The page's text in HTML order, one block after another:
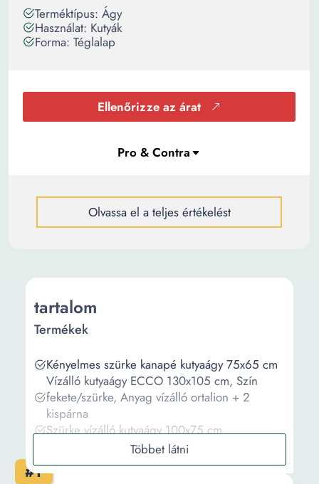
Terméktípus: Ágy
Használat: Kutyák
Forma: Téglalap
Ellenőrizze az árat
Olvassa el a teljes értékelést
#1
tartalom
Termékek
Kényelmes szürke kanapé kutyaágy 75x65 cm
Vízálló kutyaágy ECCO 130x105 cm, Szín
fekete/szürke, Anyag vízálló ortalion + 2
kispárna
Szürke vízálló kutyaágy 100x75 cm
OEM Kutya nyugágy, fekhely, 70 cm
Kényelmes szürke kutyaágy kanapé 115x95cm